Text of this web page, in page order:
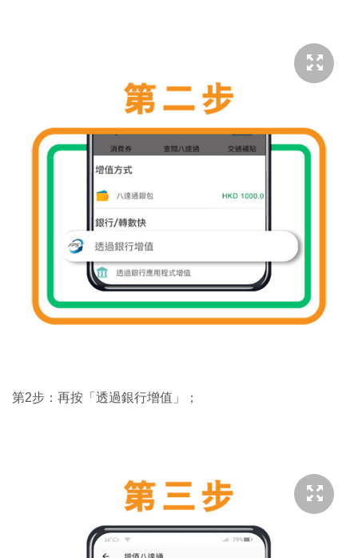
第2步：再按「透過銀行增值」；